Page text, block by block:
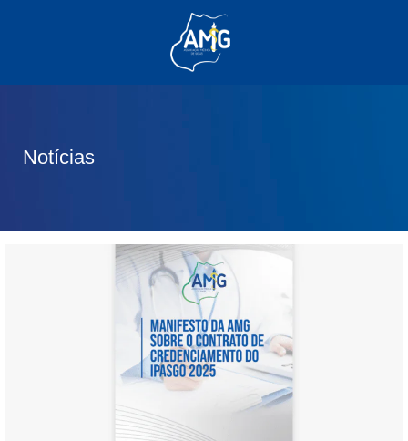
Notícias